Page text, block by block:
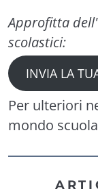
Approfitta
scolastici:
INVIA LA
Per ulteriori
mondo